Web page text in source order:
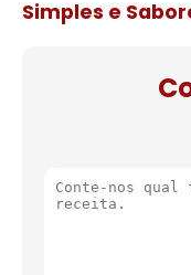
Simples e